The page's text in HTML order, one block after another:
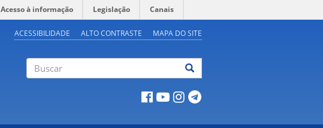
Acesso à informação Legislação Canais
ACESSIBILIDADE ALTO CONTRASTE MAPA DO SITE